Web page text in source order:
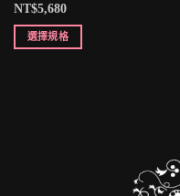
NT$5,680
選擇規格